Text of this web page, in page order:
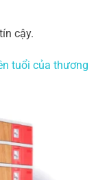
cậy.
tuổi của thương